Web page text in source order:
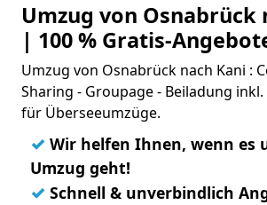
Umzug von Osnabrück
| 100 % Gratis-
Umzug von Osnabrück nach Kani :
Sharing - Groupage - Beiladung
für Überseeumzüge.
✓ Wir helfen Ihnen, wenn es
Umzug geht!
✓ Schnell & unverbindlich